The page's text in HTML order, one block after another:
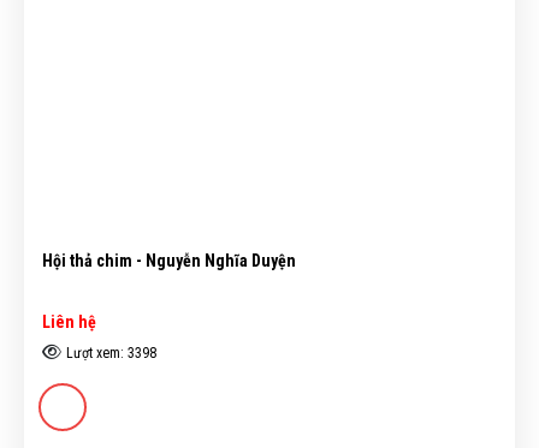
Hội thả chim - Nguyễn Nghĩa Duyện
Liên hệ
Lượt xem: 3398